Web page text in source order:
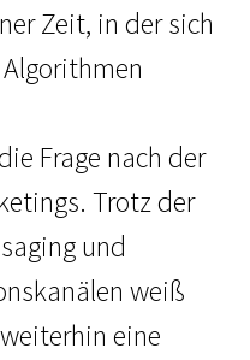
Zeit, in der sich
Frage nach der
Trotz der
und
weiß
eine